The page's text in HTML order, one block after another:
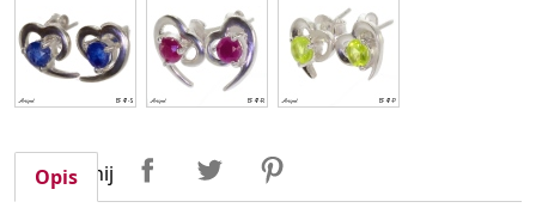
Udostępnij UdostępnijTweetuj
Opis